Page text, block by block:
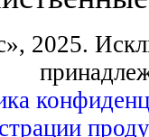
2025.